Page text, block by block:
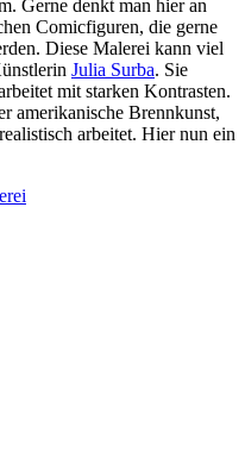
Gerne denkt man hier an
Comicfiguren, die gerne
Diese Malerei kann viel
Julia Surba. Sie
mit starken Kontrasten.
amerikanische Brennkunst,
arbeitet. Hier nun ein